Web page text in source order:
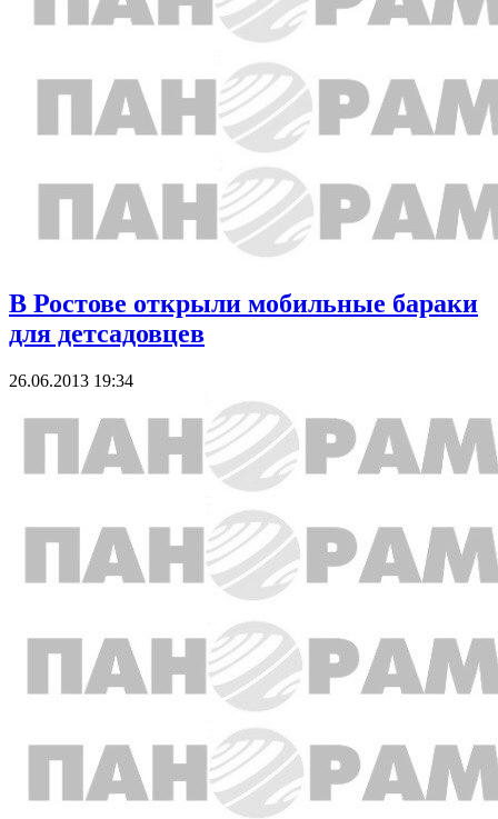
В Ростове открыли мобильные бараки
для детсадовцев
26.06.2013 19:34